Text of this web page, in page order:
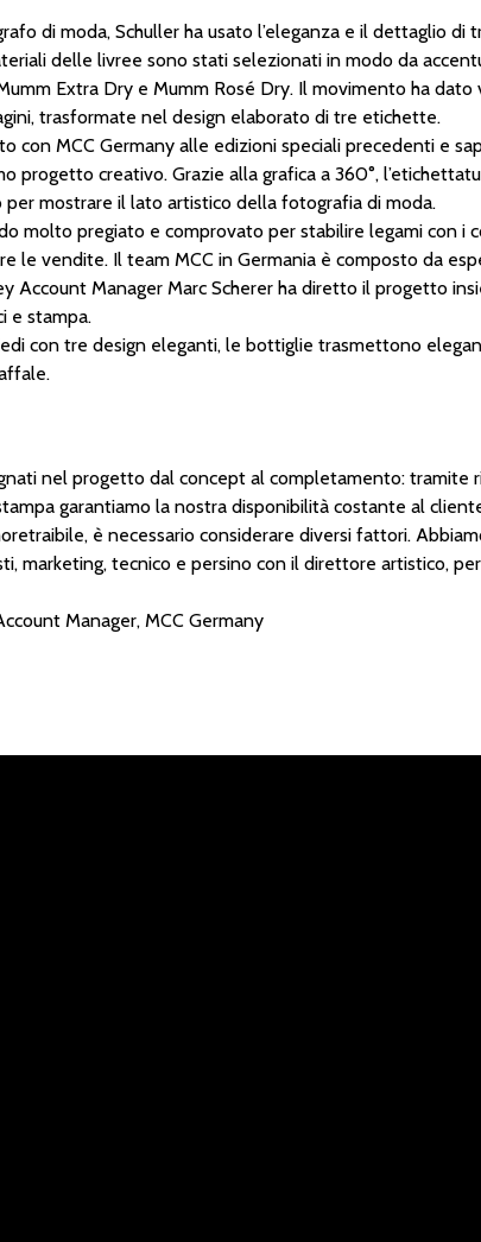
di moda, Schuller ha usato l’eleganza e il dettaglio
delle livree sono stati selezionati in modo da
Extra Dry e Mumm Rosé Dry. Il movimento ha
trasformate nel design elaborato di tre etichette.
con MCC Germany alle edizioni speciali precedenti e
progetto creativo. Grazie alla grafica a 360°,
mostrare il lato artistico della fotografia di moda.
molto pregiato e comprovato per stabilire legami con i
le vendite. Il team MCC in Germania è composto da
Account Manager Marc Scherer ha diretto il progetto
e stampa.
con tre design eleganti, le bottiglie trasmettono
nel progetto dal concept al completamento: tramite
garantiamo la nostra disponibilità costante al
è necessario considerare diversi fattori.
marketing, tecnico e persino con il direttore artistico,
Manager, MCC Germany